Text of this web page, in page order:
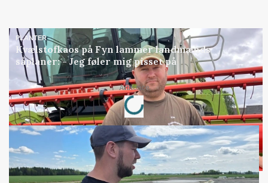
PLANTER
Kvælstofkaos på Fyn lammer landmænds
såplaner: - Jeg føler mig pisset på
Annonce
Loading...